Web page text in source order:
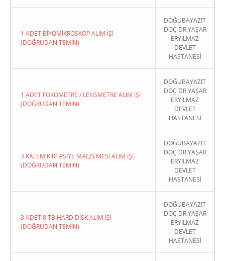
1 ADET BİYOMİKROSKOP ALIM İŞİ
(DOĞRUDAN TEMIN)
DOĞUBAYAZIT
DOÇ DR.YAŞAR
ERYILMAZ
DEVLET
HASTANESİ
1 ADET FOKOMETRE / LENSMETRE ALIM İŞİ
(DOĞRUDAN TEMIN)
DOĞUBAYAZIT
DOÇ DR.YAŞAR
ERYILMAZ
DEVLET
HASTANESİ
3 KALEM KIRTASİYE MALZEMESİ ALIM İŞİ
(DOĞRUDAN TEMIN)
DOĞUBAYAZIT
DOÇ DR.YAŞAR
ERYILMAZ
DEVLET
HASTANESİ
3 ADET 8 TB HARD DİSK ALIM İŞİ
(DOĞRUDAN TEMIN)
DOĞUBAYAZIT
DOÇ DR.YAŞAR
ERYILMAZ
DEVLET
HASTANESİ